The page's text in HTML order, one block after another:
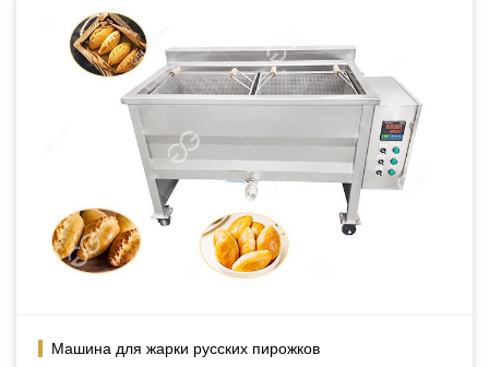
Машина для жарки русских пирожков